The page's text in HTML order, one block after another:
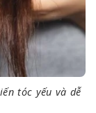
tóc yếu và dễ